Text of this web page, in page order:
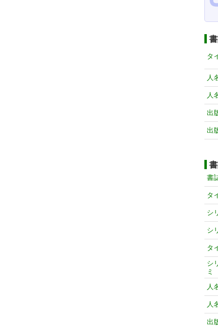
タ
人
人
出
出
書
タ
シ
シ
タ
シ
ミ
人
人
出